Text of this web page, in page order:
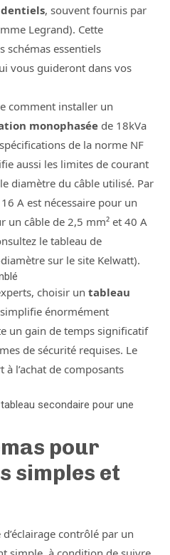
, souvent fournis par
Legrand). Cette
schémas essentiels
vous guideront dans vos
comment installer un
monophasée de 18kVa
de la norme NF
aussi les limites de courant
diamètre du câble utilisé. Par
A est nécessaire pour un
un câble de 2,5 mm² et 40 A
le tableau de
sur le site Kelwatt).
choisir un tableau
simplifie énormément
un gain de temps significatif
de sécurité requises. Le
l’achat de composants
secondaire pour une
pour
simples et
contrôlé par un